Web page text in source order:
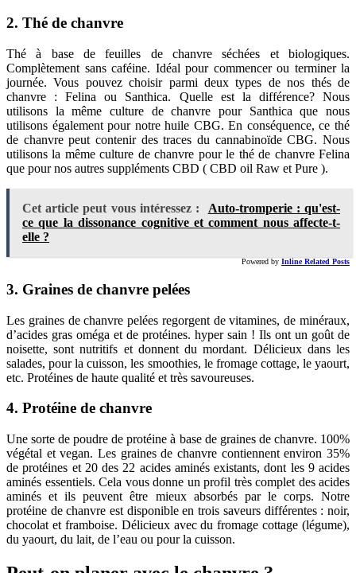
2. Thé de chanvre
Thé à base de feuilles de chanvre séchées et biologiques.
Complètement sans caféine. Idéal pour commencer ou terminer la
journée. Vous pouvez choisir parmi deux types de nos thés de
chanvre : Felina ou Santhica. Quelle est la différence? Nous
utilisons la même culture de chanvre pour Santhica que nous
utilisons également pour notre huile CBG. En conséquence, ce thé
de chanvre peut contenir des traces du cannabinoïde CBG. Nous
utilisons la même culture de chanvre pour le thé de chanvre Felina
que pour nos autres suppléments CBD ( CBD oil Raw et Pure ).
Cet article peut vous intéressez :
Auto-tromperie : qu'est-
ce que la dissonance cognitive et comment nous affecte-t-
elle ?
Powered by Inline Related Posts
3. Graines de chanvre pelées
Les graines de chanvre pelées regorgent de vitamines, de minéraux,
d’acides gras oméga et de protéines. hyper sain ! Ils ont un goût de
noisette, sont nutritifs et donnent du mordant. Délicieux dans les
salades, pour la cuisson, les smoothies, le fromage cottage, le yaourt,
etc. Protéines de haute qualité et très savoureuses.
4. Protéine de chanvre
Une sorte de poudre de protéine à base de graines de chanvre. 100%
végétal et vegan. Les graines de chanvre contiennent environ 35%
de protéines et 20 des 22 acides aminés existants, dont les 9 acides
aminés essentiels. Cela vous donne un profil très complet des acides
aminés et ils peuvent être mieux absorbés par le corps. Notre
protéine de chanvre est disponible en trois saveurs différentes : noir,
chocolat et framboise. Délicieux avec du fromage cottage (légume),
du yaourt, du lait, de l’eau ou pour la cuisson.